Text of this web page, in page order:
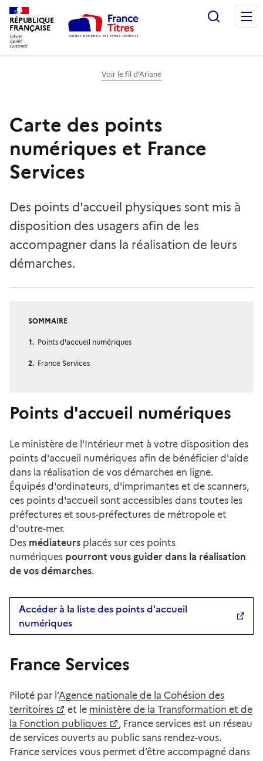
RÉPUBLIQUE
FRANÇAISE
Voir le fil d’Ariane
Carte des points
numériques et France
Services
Des points d'accueil physiques sont mis à
disposition des usagers afin de les
accompagner dans la réalisation de leurs
démarches.
SOMMAIRE
Points d'accueil numériques
France Services
Points d'accueil numériques
Le ministère de l'Intérieur met à votre disposition des
points d'accueil numériques afin de bénéficier d'aide
dans la réalisation de vos démarches en ligne.
Équipés d'ordinateurs, d'imprimantes et de scanners,
ces points d'accueil sont accessibles dans toutes les
préfectures et sous-préfectures de métropole et
d'outre-mer.
Des médiateurs placés sur ces points
numériques pourront vous guider dans la réalisation
de vos démarches.
Accéder à la liste des points d'accueil
numériques
France Services
Piloté par l’Agence nationale de la Cohésion des
territoires
et le ministère de la Transformation et de
la Fonction publiques
, France services est un réseau
de services ouverts au public sans rendez-vous.
France services vous permet d’être accompagné dans